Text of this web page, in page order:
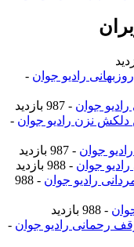
رادیو جوان -
جوان - 987 بازدید
دلکش نزن رادیو جوان -
جوان - 987 بازدید
جوان - 988 بازدید
رادیو جوان
- 988
- 988 بازدید
رحمانی رادیو جوان -